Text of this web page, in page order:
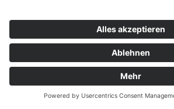
E-Mail:info@moebel-wiemer.de
Öffnungszeiten
Montag – Freitag 10 – 19 Uhr